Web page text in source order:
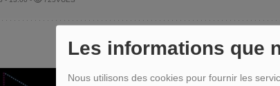
Les informations que
Nous utilisons des cookies pour fournir les